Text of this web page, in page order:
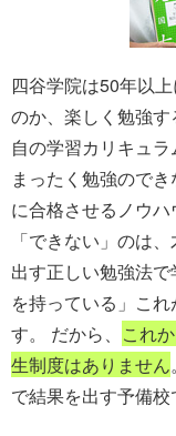
四谷学院は50年以
のか、楽しく勉強
自の学習カリキュ
まったく勉強ので
に合格させるノウハ
「できない」のは
出す正しい勉強法
を持っている」こ
す。 だから、 これ
生制度はありません
で結果を出す予備校